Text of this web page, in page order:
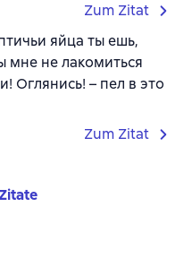
Zum Zitat
яйца ты ешь,
мне не лакомиться
Оглянись! – пел в это
Zum Zitat